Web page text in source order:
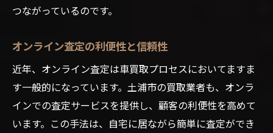
つながっているのです。
オンライン査定の利便性と信頼性
近年、オンライン査定は車買取プロセスにおいてますま
す一般的になっています。土浦市の買取業者も、オンラ
インでの査定サービスを提供し、顧客の利便性を高めて
います。この手法は、自宅に居ながら簡単に査定ができ